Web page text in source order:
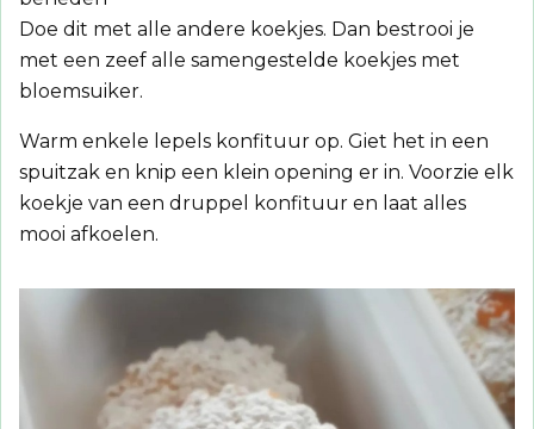
Doe dit met alle andere koekjes. Dan bestrooi je
met een zeef alle samengestelde koekjes met
bloemsuiker.
Warm enkele lepels konfituur op. Giet het in een
spuitzak en knip een klein opening er in. Voorzie elk
koekje van een druppel konfituur en laat alles
mooi afkoelen.